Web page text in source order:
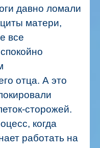
давно ломали
матери,
все
отца. А это
сторожей.
когда
работать на